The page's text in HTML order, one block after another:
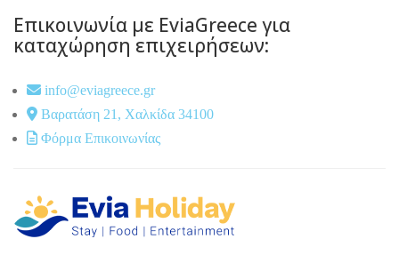
Επικοινωνία με EviaGreece για
καταχώρηση επιχειρήσεων:
info@eviagreece.gr
Βαρατάση 21, Χαλκίδα 34100
Φόρμα Επικοινωνίας